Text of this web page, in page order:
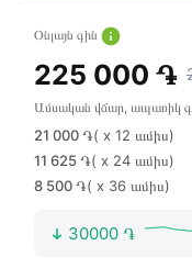
Օնլայն գին
225 000 ֏
Ամսական վճար, ապառիկ
21 000 ֏( x 12 ամիս)
11 625 ֏( x 24 ամիս)
8 500 ֏( x 36 ամիս)
30000 ֏